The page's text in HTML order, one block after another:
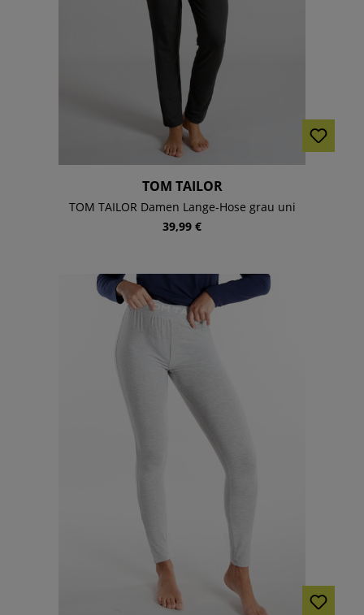
TOM TAILOR
TOM TAILOR Damen Lange-Hose grau uni
39,99 €